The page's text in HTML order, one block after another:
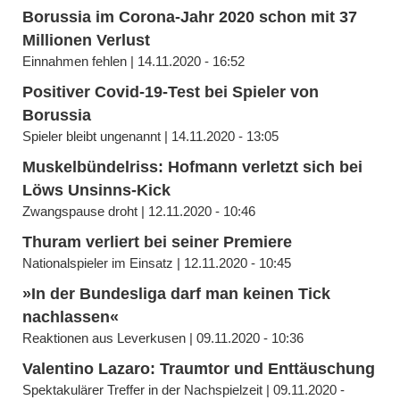
Borussia im Corona-Jahr 2020 schon mit 37
Millionen Verlust
Einnahmen fehlen | 14.11.2020 - 16:52
Positiver Covid-19-Test bei Spieler von
Borussia
Spieler bleibt ungenannt | 14.11.2020 - 13:05
Muskelbündelriss: Hofmann verletzt sich bei
Löws Unsinns-Kick
Zwangspause droht | 12.11.2020 - 10:46
Thuram verliert bei seiner Premiere
Nationalspieler im Einsatz | 12.11.2020 - 10:45
»In der Bundesliga darf man keinen Tick
nachlassen«
Reaktionen aus Leverkusen | 09.11.2020 - 10:36
Valentino Lazaro: Traumtor und Enttäuschung
Spektakulärer Treffer in der Nachspielzeit | 09.11.2020 -